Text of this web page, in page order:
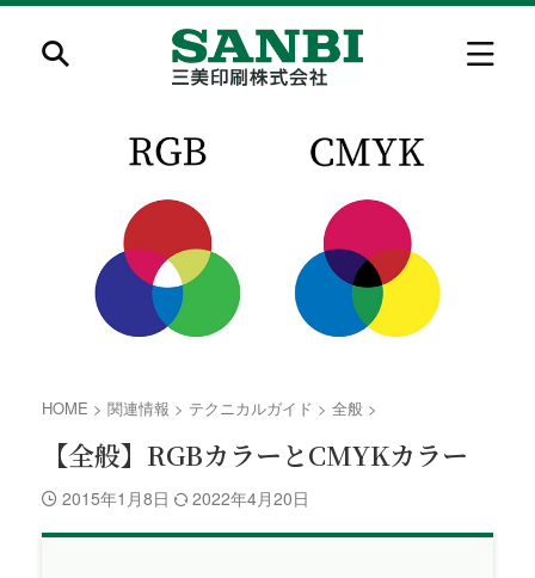
HOME > 関連情報 > テクニカルガイド > 全般 >
【全般】RGBカラーとCMYKカラー
2015年1月8日 2022年4月20日